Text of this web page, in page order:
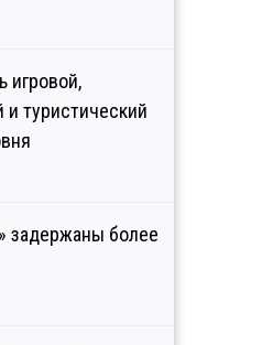
игровой,
и туристический
задержаны более